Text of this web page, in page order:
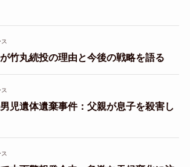
竹丸続投の理由と今後の戦略を語る
児遺体遺棄事件：父親が息子を殺害し
ス